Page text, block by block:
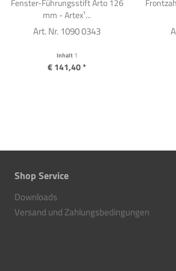
Fenster-Führungsstift Arto 126
mm - Artex¹...
Art. Nr. 1090 0343
Inhalt 1
€ 141,40 *
Shop Service
Downloads
Versand und Zahlungsbedingungen